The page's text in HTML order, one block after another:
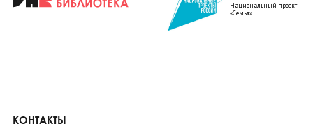
Национальный проект
«Семья»
КОНТАКТЫ